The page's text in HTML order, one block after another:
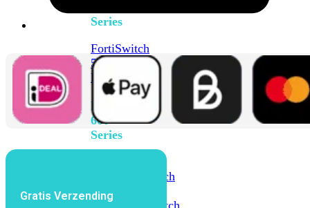
Series
FortiSwitch
548D-
FPOE
FortiSwitch
600
Series
FortiSwitch
624F-
FPOE
FortiSwitch
Gratis Verzending